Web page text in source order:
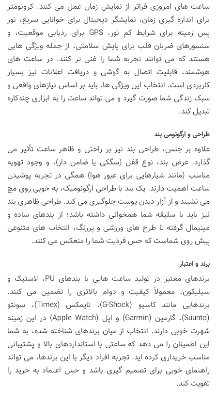
ساعت های امروزی فراتر از نمایش زمان عمل می کنند. کرونومتر
برای اندازه گیری زمان، نمایشگر دیجیتال برای خوانایی سریع، نور
پس زمینه برای شرایط کم نور، GPS برای ردیابی موقعیت، و
سنسورهای ضربان قلب برای پایش سلامتی، از جمله ویژگی هایی
هستند که می توانند تجربه شما را غنی تر کنند. در ساعت های
هوشمند، قابلیت اتصال به گوشی و دریافت اعلانات نیز بسیار
کاربردی است. انتخاب این ویژگی ها، باید بر اساس نیازهای واقعی و
سبک زندگی شما صورت گیرد و می تواند ساعت را به ابزاری چندکاره
تبدیل کند.
طراحی و ارگونومی بند
علاوه بر جنس، طراحی بند نیز بر راحتی و ظاهر ساعت تأثیر می
گذارد. عرض بند، نوع قفل (سگکی یا ضامن دار)، و وجود تهویه
مناسب (مانند شیارهایی برای عبور هوا) همگی در تجربه پوشیدن
ساعت اهمیت دارند. یک بند با طراحی ارگونومیک، به خوبی روی مچ
می نشیند و از آزار دیدن پوست جلوگیری می کند. طراحی ظاهری بند
نیز باید با سلیقه شما همخوانی داشته باشد؛ از بندهای ساده و
مینیمال گرفته تا طرح های ورزشی و پررنگ، انتخاب های متنوعی
پیش روی شماست که حس فردیت شما را منعکس می کنند.
برند و اعتبار
برندهای معتبر در تولید ساعت هایی با بندهای PU، لاستیک و
سیلیکون، معمولاً کیفیت و دوام بالاتری را تضمین می کنند.
برندهایی مانند کاسیو (G-Shock)، تایمکس (Timex)، سونتو
(Suunto)، گارمین (Garmin) و اپل (Apple Watch) در این زمینه
شهرت خوبی دارند. انتخاب از میان برندهای شناخته شده، به شما
این اطمینان را می دهد که ساعتی با استانداردهای بالا و پشتیبانی
مناسب خریداری کرده اید. تجربه افراد دیگر با این برندها، می تواند
راهنمای خوبی برای تصمیم گیری باشد و حس اعتماد به خرید را
تقویت کند.